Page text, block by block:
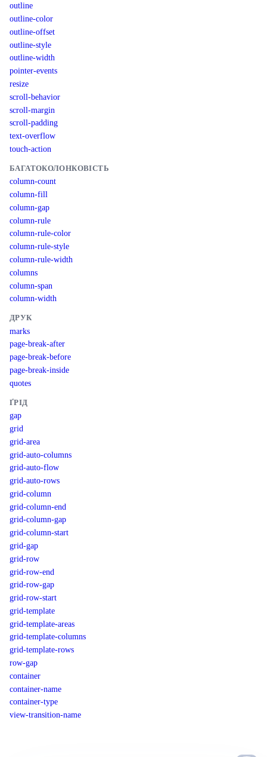
outline
outline-color
outline-offset
outline-style
outline-width
pointer-events
resize
scroll-behavior
scroll-margin
scroll-padding
text-overflow
touch-action
БАГАТОКОЛОНКОВІСТЬ
column-count
column-fill
column-gap
column-rule
column-rule-color
column-rule-style
column-rule-width
columns
column-span
column-width
ДРУК
marks
page-break-after
page-break-before
page-break-inside
quotes
ҐРІД
gap
grid
grid-area
grid-auto-columns
grid-auto-flow
grid-auto-rows
grid-column
grid-column-end
grid-column-gap
grid-column-start
grid-gap
grid-row
grid-row-end
grid-row-gap
grid-row-start
grid-template
grid-template-areas
grid-template-columns
grid-template-rows
row-gap
container
container-name
container-type
view-transition-name